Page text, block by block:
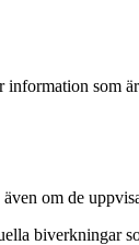
information som
om de
biverkningar